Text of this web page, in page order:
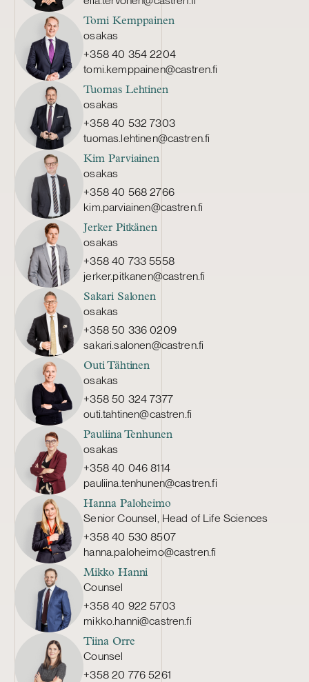
Tomi Kemppainen
osakas
+358 40 354 2204
tomi.kemppainen@castren.fi
Tuomas Lehtinen
osakas
+358 40 532 7303
tuomas.lehtinen@castren.fi
Kim Parviainen
osakas
+358 40 568 2766
kim.parviainen@castren.fi
Jerker Pitkänen
osakas
+358 40 733 5558
jerker.pitkanen@castren.fi
Sakari Salonen
osakas
+358 50 336 0209
sakari.salonen@castren.fi
Outi Tähtinen
osakas
+358 50 324 7377
outi.tahtinen@castren.fi
Pauliina Tenhunen
osakas
+358 40 046 8114
pauliina.tenhunen@castren.fi
Hanna Paloheimo
Senior Counsel, Head of Life Sciences
+358 40 530 8507
hanna.paloheimo@castren.fi
Mikko Hanni
Counsel
+358 40 922 5703
mikko.hanni@castren.fi
Tiina Orre
Counsel
+358 20 776 5261